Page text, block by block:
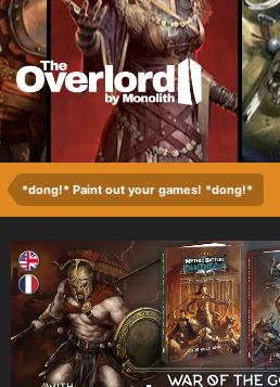
*dong!* Paint out your games! *dong!*